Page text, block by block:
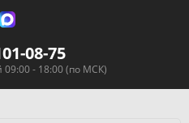
08-75
09:00 - 18:00 (по МСК)